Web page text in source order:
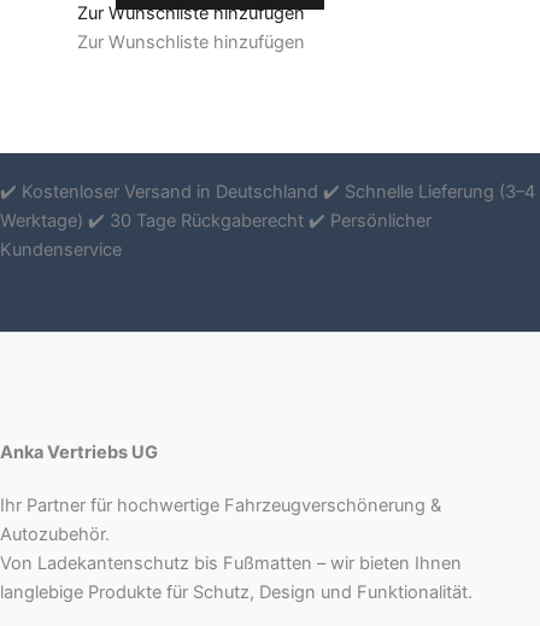
Zur Wunschliste hinzufügen
Zur Wunschliste hinzufügen
✔️ Kostenloser Versand in Deutschland ✔️ Schnelle Lieferung (3–4
Werktage) ✔️ 30 Tage Rückgaberecht ✔️ Persönlicher
Kundenservice
Anka Vertriebs UG
Ihr Partner für hochwertige Fahrzeugverschönerung &
Autozubehör.
Von Ladekantenschutz bis Fußmatten – wir bieten Ihnen
langlebige Produkte für Schutz, Design und Funktionalität.